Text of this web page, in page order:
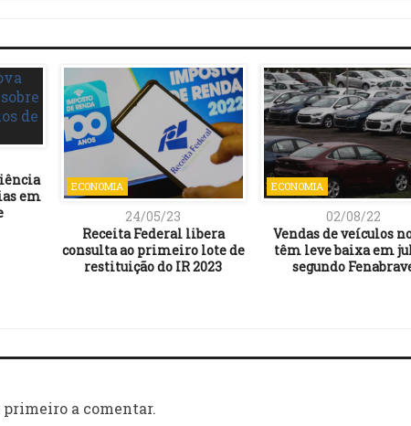
em
ECONOMIA
24/05/23
Receita Federal libera
consulta ao primeiro lote de
restituição do IR 2023
ECONOMIA
02/08/22
Vendas de veículos
têm leve baixa em
segundo
primeiro a comentar.